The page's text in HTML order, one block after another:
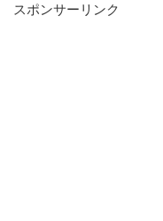
スポンサーリンク